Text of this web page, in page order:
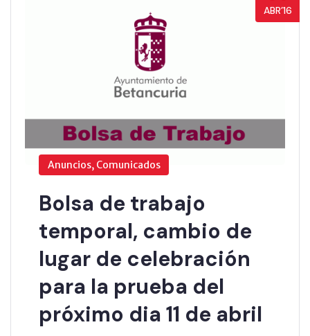
ABR’16
Anuncios, Comunicados
Bolsa de trabajo
temporal, cambio de
lugar de celebración
para la prueba del
próximo dia 11 de abril